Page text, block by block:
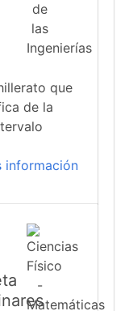
que
de la
información